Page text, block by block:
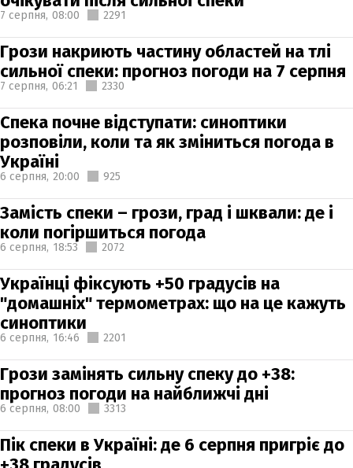
7 серпня, 08:00 2291
Грози накриють частину областей на тлі
сильної спеки: прогноз погоди на 7 серпня
7 серпня, 06:21 2330
Спека почне відступати: синоптики
розповіли, коли та як зміниться погода в
Україні
6 серпня, 20:00 925
Замість спеки – грози, град і шквали: де і
коли погіршиться погода
6 серпня, 18:53 2072
Українці фіксують +50 градусів на
"домашніх" термометрах: що на це кажуть
синоптики
6 серпня, 16:46 2201
Грози замінять сильну спеку до +38:
прогноз погоди на найближчі дні
6 серпня, 08:00 3313
Пік спеки в Україні: де 6 серпня пригріє до